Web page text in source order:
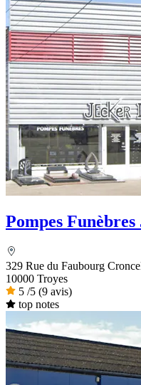
Pompes
329 Rue du Faubourg
10000 Troyes
5 /5 (9 avis)
top notes